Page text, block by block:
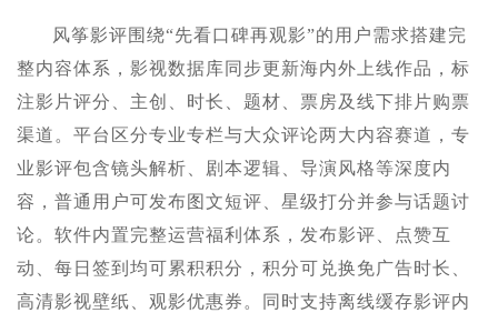
风筝影评围绕“先看口碑再观影”的用户需求搭建完
整内容体系，影视数据库同步更新海内外上线作品，标
注影片评分、主创、时长、题材、票房及线下排片购票
渠道。平台区分专业专栏与大众评论两大内容赛道，专
业影评包含镜头解析、剧本逻辑、导演风格等深度内
容，普通用户可发布图文短评、星级打分并参与话题讨
论。软件内置完整运营福利体系，发布影评、点赞互
动、每日签到均可累积积分，积分可兑换免广告时长、
高清影视壁纸、观影优惠券。同时支持离线缓存影评内